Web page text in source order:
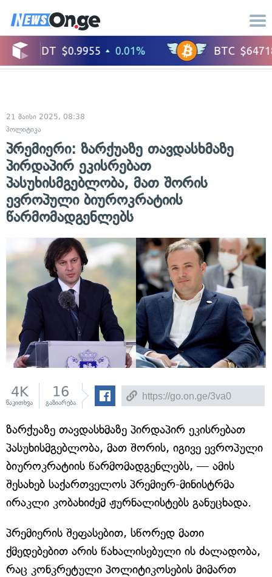
21 მაისი 2025, 08:38
პოლიტიკა
პრემიერი: ზარქუაზე თავდასხმაზე
პირდაპირ ეკისრებათ
პასუხისმგებლობა, მათ შორის
ევროპული ბიუროკრატიის
წარმომადგენლებს
4K
წაკითხვა
16
გაზიარება
ზარქუაზე თავდასხმაზე პირდაპირ ეკისრებათ
პასუხისმგებლობა, მათ შორის, იგივე ევროპული
ბიუროკრატიის წარმომადგენლებს, — ამის
შესახებ საქართველოს პრემიერ-მინისტრმა
ირაკლი კობახიძემ ჟურნალისტებს განუცხადა.
პრემიერის შეფასებით, სწორედ მათი
ქმედებებით არის წახალისებული ის ძალადობა,
რაც კონკრეტული პოლიტიკოსების მიმართ